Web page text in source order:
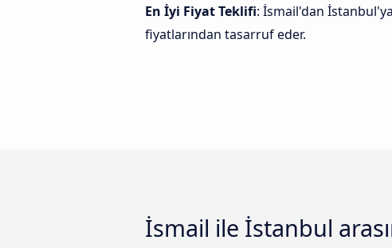
En İyi Fiyat Teklifi: İsmail'dan
fiyatlarından tasarruf eder.
İsmail ile İstanbul